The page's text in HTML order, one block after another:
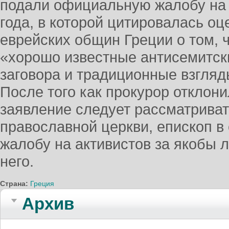
подали официальную жалобу
года, в которой цитировалась
еврейских общин Греции о том,
«хорошо известные
заговора и традиционные
После того как прокурор
заявление следует
православной церкви, епископ
жалобу на активистов за якобы
него.
Страна: Греция
Архив